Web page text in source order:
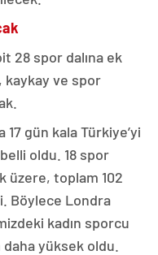
28 spor dalına ek
kaykay ve spor
17 gün kala Türkiye’yi
oldu. 18 spor
üzere, toplam 102
Böylece Londra
kadın sporcu
daha yüksek oldu.